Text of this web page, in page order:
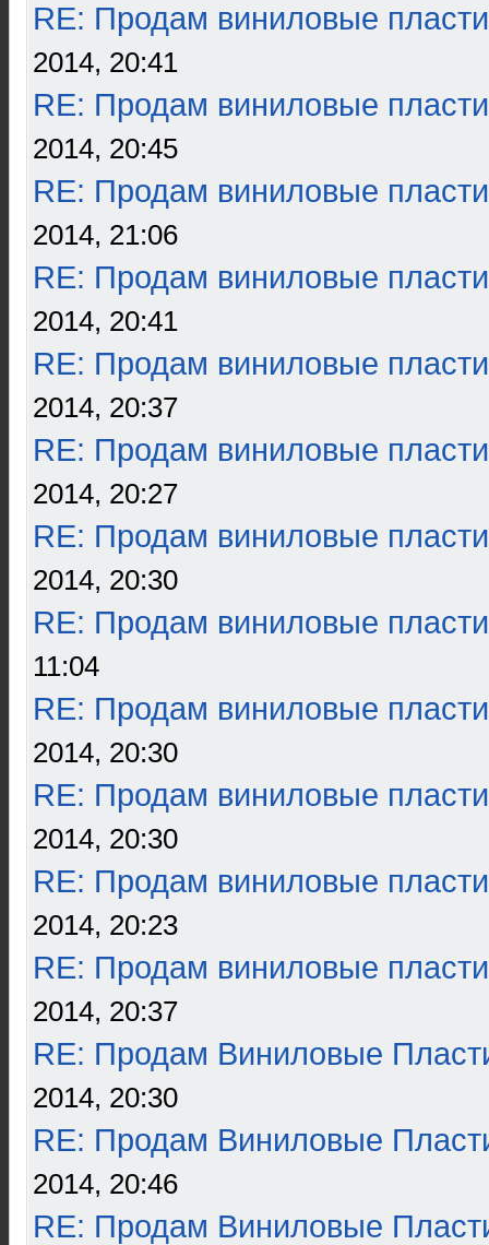
RE: Продам виниловые
2014, 20:41
RE: Продам виниловые
2014, 20:45
RE: Продам виниловые
2014, 21:06
RE: Продам виниловые
2014, 20:41
RE: Продам виниловые
2014, 20:37
RE: Продам виниловые
2014, 20:27
RE: Продам виниловые
2014, 20:30
RE: Продам виниловые
11:04
RE: Продам виниловые
2014, 20:30
RE: Продам виниловые
2014, 20:30
RE: Продам виниловые
2014, 20:23
RE: Продам виниловые
2014, 20:37
RE: Продам Виниловые
2014, 20:30
RE: Продам Виниловые
2014, 20:46
RE: Продам Виниловые